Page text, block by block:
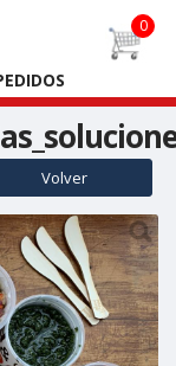
Volver